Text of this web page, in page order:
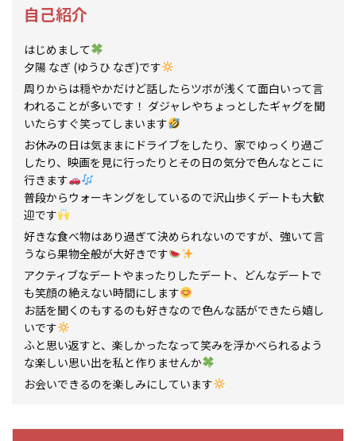
自己紹介
はじめまして
夕陽 なぎ (ゆうひ なぎ)です‪
周りからは穏やかだけど話したらツボが浅くて面白いって言
われることが多いです！ ダジャレやちょっとしたギャグを聞
いたらすぐ笑ってしまいます
お休みの日は気ままにドライブをしたり、家でゆっくり過ご
したり、映画を見に行ったりとその日の気分で色んなとこに
行きます
普段からウォーキングをしているので沢山歩くデートも大歓
迎です
好きな食べ物はあり過ぎて決められないのですが、強いて言
うなら果物全般が大好きです
アクティブなデートやまったりしたデート、どんなデートで
も笑顔の絶えない時間にします
お話を聞くのもするのも好きなので色んな話ができたら嬉し
いです‪
ふと思い返すと、楽しかったなって笑みを浮かべられるよう
な楽しい思い出を私と作りませんか
お会いできるのを楽しみにしています‪